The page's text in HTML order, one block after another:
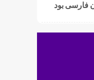
فارسی بود